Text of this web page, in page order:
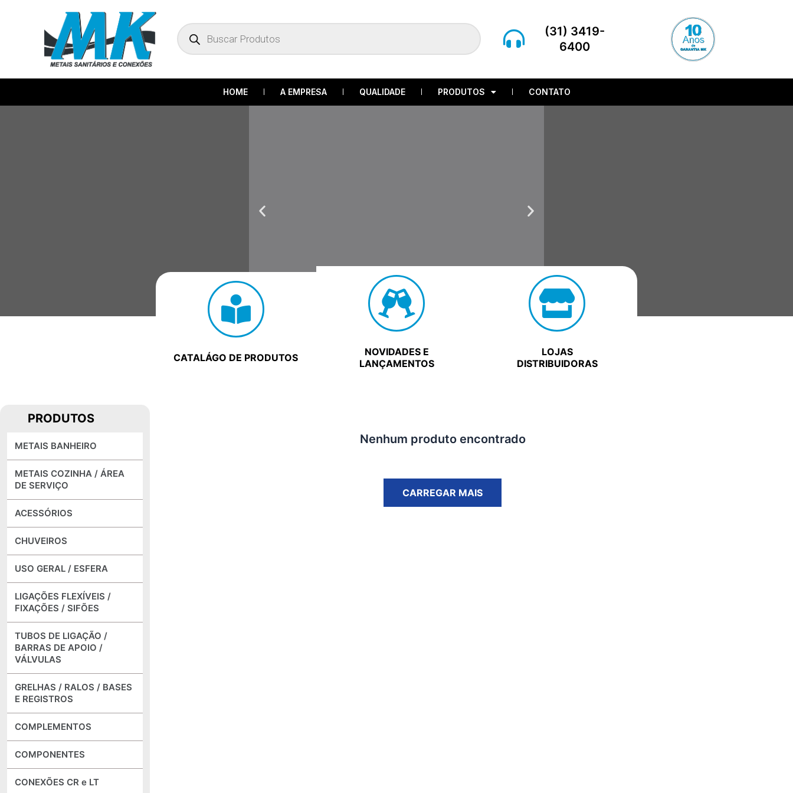
Pesquisar
produtos
(31) 3419-
6400
HOME A EMPRESA QUALIDADE PRODUTOS CONTATO
Previous Next
CATALÁGO DE PRODUTOS
NOVIDADES E
LANÇAMENTOS
LOJAS
DISTRIBUIDORAS
PRODUTOS
METAIS BANHEIRO
METAIS COZINHA / ÁREA
DE SERVIÇO
ACESSÓRIOS
CHUVEIROS
USO GERAL / ESFERA
LIGAÇÕES FLEXÍVEIS /
FIXAÇÕES / SIFÕES
TUBOS DE LIGAÇÃO /
BARRAS DE APOIO /
VÁLVULAS
GRELHAS / RALOS / BASES
E REGISTROS
COMPLEMENTOS
COMPONENTES
CONEXÕES CR e LT
Nenhum produto encontrado
CARREGAR MAIS